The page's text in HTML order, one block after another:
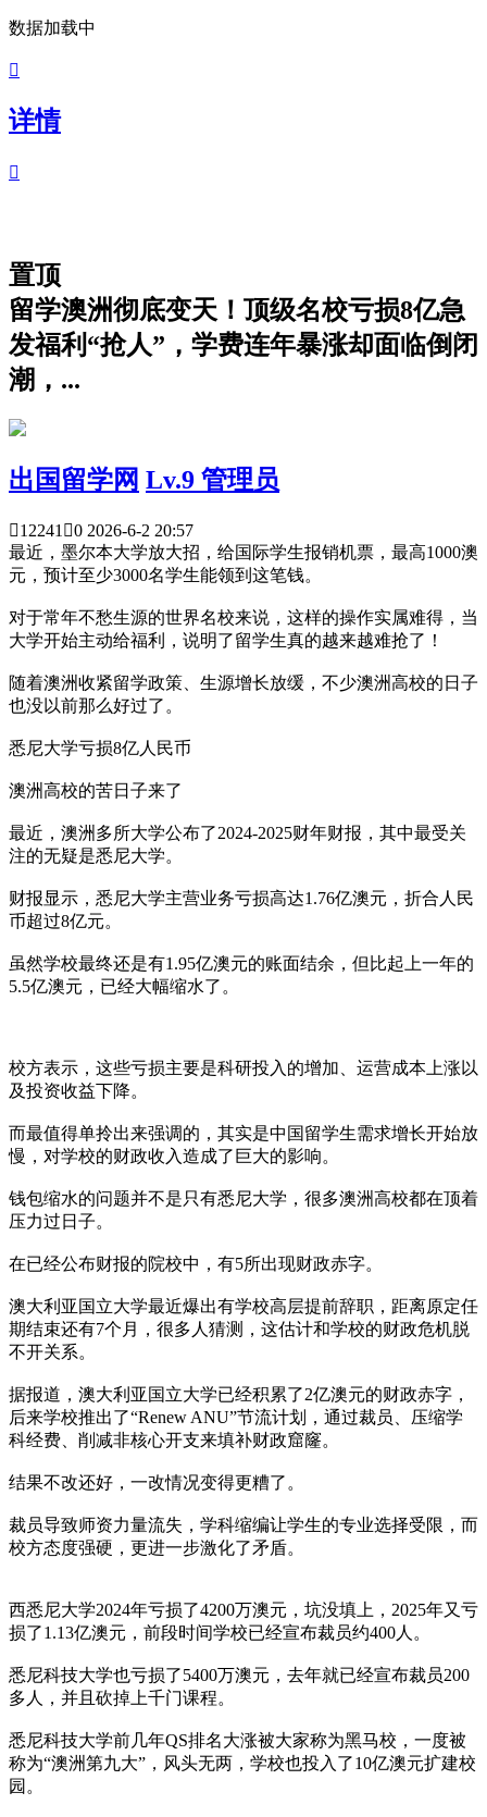
数据加载中

详情

置顶
留学澳洲彻底变天！顶级名校亏损8亿急
发福利“抢人”，学费连年暴涨却面临倒闭
潮，...
出国留学网 Lv.9 管理员
122410 2026-6-2 20:57
最近，墨尔本大学放大招，给国际学生报销机票，最高1000澳
元，预计至少3000名学生能领到这笔钱。
对于常年不愁生源的世界名校来说，这样的操作实属难得，当
大学开始主动给福利，说明了留学生真的越来越难抢了！
随着澳洲收紧留学政策、生源增长放缓，不少澳洲高校的日子
也没以前那么好过了。
悉尼大学亏损8亿人民币
澳洲高校的苦日子来了
最近，澳洲多所大学公布了2024-2025财年财报，其中最受关
注的无疑是悉尼大学。
财报显示，悉尼大学主营业务亏损高达1.76亿澳元，折合人民
币超过8亿元。
虽然学校最终还是有1.95亿澳元的账面结余，但比起上一年的
5.5亿澳元，已经大幅缩水了。
校方表示，这些亏损主要是科研投入的增加、运营成本上涨以
及投资收益下降。
而最值得单拎出来强调的，其实是中国留学生需求增长开始放
慢，对学校的财政收入造成了巨大的影响。
钱包缩水的问题并不是只有悉尼大学，很多澳洲高校都在顶着
压力过日子。
在已经公布财报的院校中，有5所出现财政赤字。
澳大利亚国立大学最近爆出有学校高层提前辞职，距离原定任
期结束还有7个月，很多人猜测，这估计和学校的财政危机脱
不开关系。
据报道，澳大利亚国立大学已经积累了2亿澳元的财政赤字，
后来学校推出了“Renew ANU”节流计划，通过裁员、压缩学
科经费、削减非核心开支来填补财政窟窿。
结果不改还好，一改情况变得更糟了。
裁员导致师资力量流失，学科缩编让学生的专业选择受限，而
校方态度强硬，更进一步激化了矛盾。
西悉尼大学2024年亏损了4200万澳元，坑没填上，2025年又亏
损了1.13亿澳元，前段时间学校已经宣布裁员约400人。
悉尼科技大学也亏损了5400万澳元，去年就已经宣布裁员200
多人，并且砍掉上千门课程。
悉尼科技大学前几年QS排名大涨被大家称为黑马校，一度被
称为“澳洲第九大”，风头无两，学校也投入了10亿澳元扩建校
园。